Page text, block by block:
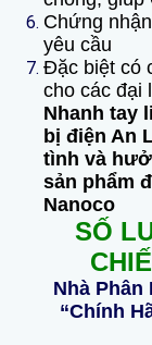
Chứng
yêu cầu
Đặc biệt có
cho các đại
Nhanh tay
bị điện An
tình và
sản phẩm
Nanoco
SỐ
Nhà Phân
“Chính